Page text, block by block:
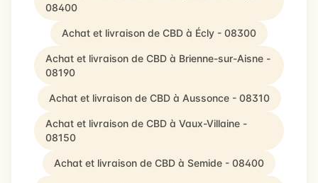
08400
Achat et livraison de CBD à Écly - 08300
Achat et livraison de CBD à Brienne-sur-Aisne -
08190
Achat et livraison de CBD à Aussonce - 08310
Achat et livraison de CBD à Vaux-Villaine -
08150
Achat et livraison de CBD à Semide - 08400